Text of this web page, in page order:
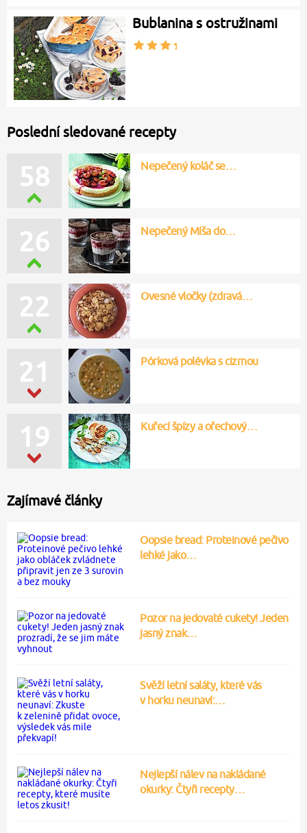
Bublanina s ostružinami
Poslední sledované recepty
58 Nepečený koláč se…
26 Nepečený Míša do…
21 Pórková polévka s cizrnou
22 Ovesné vločky (zdravá…
19 Kuřecí špízy a ořechový…
Zajímavé články
Oopsie bread: Proteinové pečivo
lehké jako…
Pozor na jedovaté cukety! Jeden
jasný znak…
Svěží letní saláty, které vás
v horku neunaví:…
Nejlepší nálev na nakládané
okurky: Čtyři recepty…